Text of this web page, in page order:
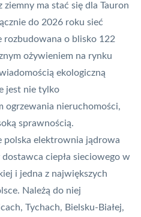
ziemny ma stać się dla Tauron
do 2026 roku sieć
rozbudowana o blisko 122
ożywieniem na rynku
ekologiczną
jest nie tylko
ogrzewania nieruchomości,
sprawnością.
polska elektrownia jądrowa
ciepła sieciowego w
i jedna z największych
Należą do niej
Tychach, Bielsku-Białej,